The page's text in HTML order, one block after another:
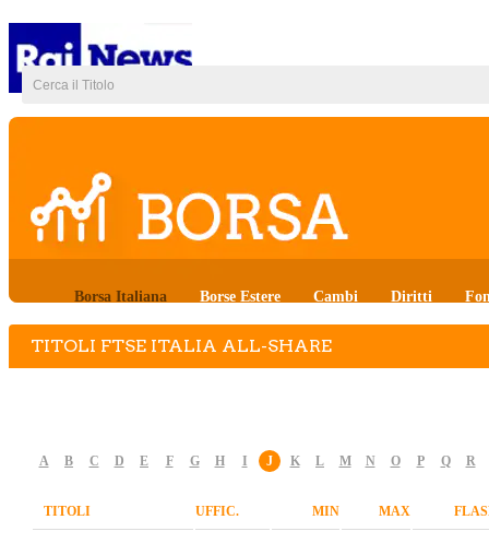
Borsa Italiana Borse Estere Cambi Diritti
TITOLI FTSE ITALIA ALL-SHARE
A B C D E F G H I J K L M N O P Q R
TITOLI UFFIC. MIN MAX